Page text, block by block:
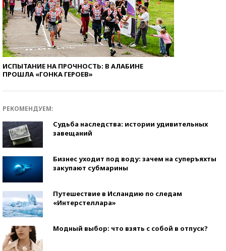
ИСПЫТАНИЕ НА ПРОЧНОСТЬ: В АЛАБИНЕ
ПРОШЛА «ГОНКА ГЕРОЕВ»
РЕКОМЕНДУЕМ:
Судьба наследства: истории удивительных
завещаний
Бизнес уходит под воду: зачем на суперъяхты
закупают субмарины
Путешествие в Исландию по следам
«Интерстеллара»
Модный выбор: что взять с собой в отпуск?